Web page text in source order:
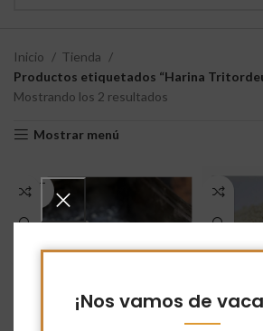
¡Nos vamos de
Inicio
Tienda
Productos etiquetados “Harina
Mostrando los 2 resultados
Mostrar menú
AGOT
ADO